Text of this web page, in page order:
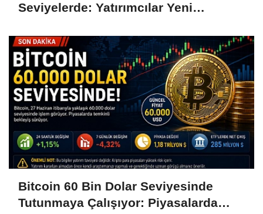
Seviyelerde: Yatırımcılar Yeni
Bitcoin 60 Bin Dolar Seviyesinde
Tutunmaya Çalışıyor: Piyasalarda